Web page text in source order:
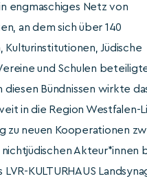
engmaschiges Netz von
an dem sich über 140
Kulturinstitutionen, Jüdische
und Schulen
Bündnissen wirkte
in die Region Westfalen-
zu neuen Kooperationen
nichtjüdischen Akteur*innen
KULTURHAUS